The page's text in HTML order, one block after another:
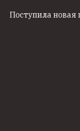
Поступила новая